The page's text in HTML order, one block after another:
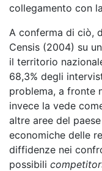
collegamento con
A conferma di ciò,
Censis (2004) su
il territorio
68,3% degli
problema, a fronte
invece la vede
altre aree del paese
economiche delle
diffidenze nei
possibili